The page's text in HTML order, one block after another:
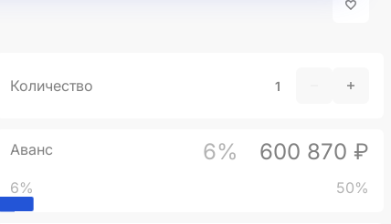
Количество
Аванс 6% 600 870 ₽
6% 50%